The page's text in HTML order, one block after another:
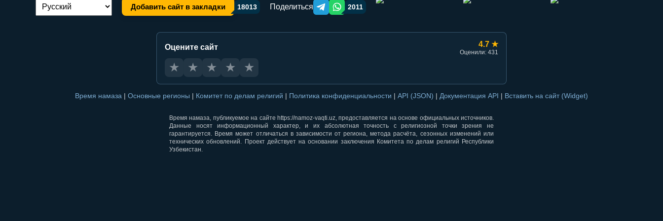
Переключение языка: Добавить сайт в закладки 18013 Поделиться Telegram orqali ulashish
WhatsApp orqali ulashish
2011
Оцените сайт 4.7 ★
Оценили: 431
★ ★ ★ ★ ★
Время намаза | Основные регионы | Комитет по делам религий | Политика конфиденциальности | API (JSON) | Документация API | Вставить на сайт (Widget)
Время намаза, публикуемое на сайте https://namoz-vaqti.uz, предоставляется на основе официальных источников.
Данные носят информационный характер, и их абсолютная точность с религиозной точки зрения не
гарантируется. Время может отличаться в зависимости от региона, метода расчёта, сезонных изменений или
технических обновлений. Проект действует на основании заключения Комитета по делам религий Республики
Узбекистан.